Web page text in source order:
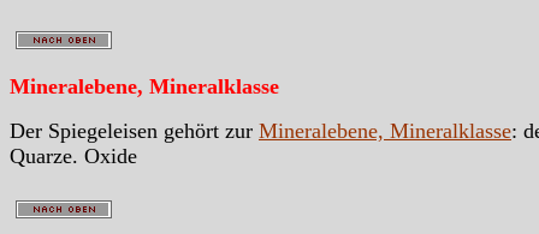
Mineralebene, Mineralklasse
Der Spiegeleisen gehört zur Mineralebene, Mineralklasse:
Quarze. Oxide